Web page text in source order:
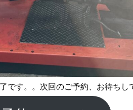
です。。次回のご予約、お待ちし